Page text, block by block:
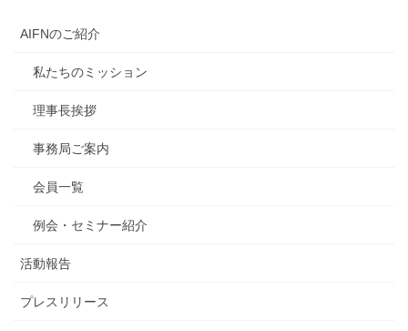
AIFNのご紹介
私たちのミッション
理事長挨拶
事務局ご案内
会員一覧
例会・セミナー紹介
活動報告
プレスリリース